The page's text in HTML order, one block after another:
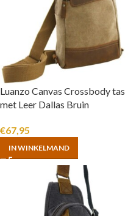
Luanzo Canvas Crossbody tas
met Leer Dallas Bruin
€67,95
IN WINKELMAND